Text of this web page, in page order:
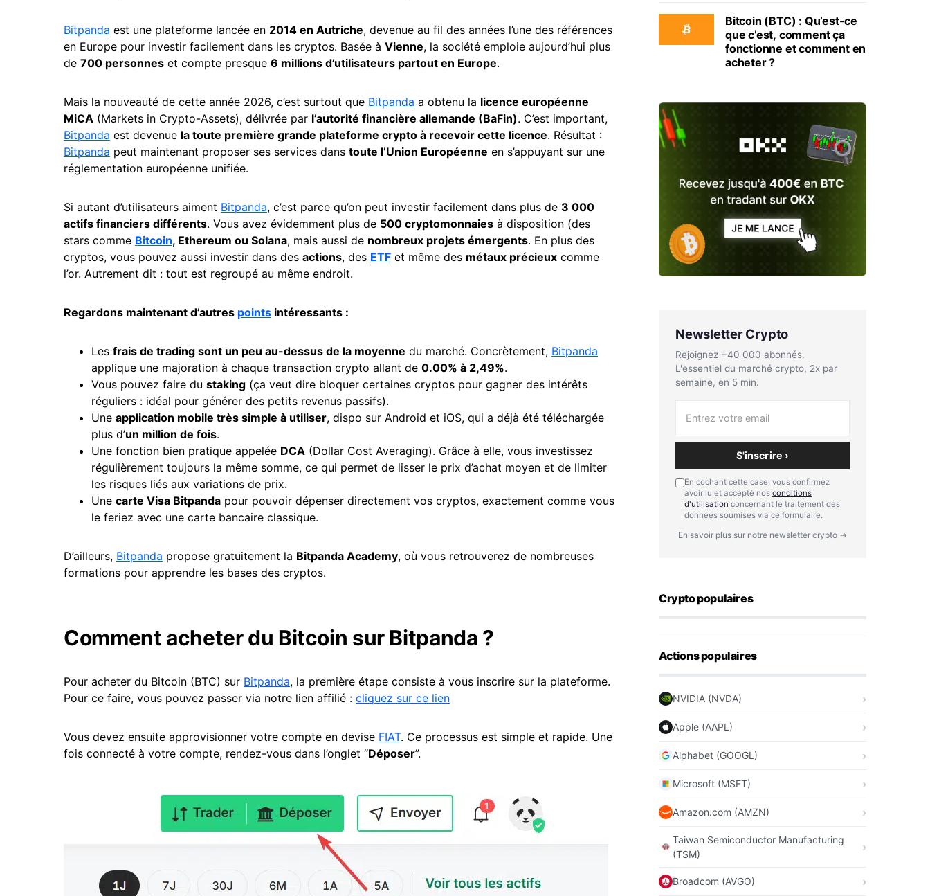
Bitpanda est une plateforme lancée en 2014 en Autriche, devenue au fil des années l’une des références
en Europe pour investir facilement dans les cryptos. Basée à Vienne, la société emploie aujourd’hui plus
de 700 personnes et compte presque 6 millions d’utilisateurs partout en Europe.
Mais la nouveauté de cette année 2026, c’est surtout que Bitpanda a obtenu la licence européenne
MiCA (Markets in Crypto-Assets), délivrée par l’autorité financière allemande (BaFin). C’est important,
Bitpanda est devenue la toute première grande plateforme crypto à recevoir cette licence. Résultat :
Bitpanda peut maintenant proposer ses services dans toute l’Union Européenne en s’appuyant sur une
réglementation européenne unifiée.
Si autant d’utilisateurs aiment Bitpanda, c’est parce qu’on peut investir facilement dans plus de 3 000
actifs financiers différents. Vous avez évidemment plus de 500 cryptomonnaies à disposition (des
stars comme Bitcoin, Ethereum ou Solana, mais aussi de nombreux projets émergents. En plus des
cryptos, vous pouvez aussi investir dans des actions, des ETF et même des métaux précieux comme
l’or. Autrement dit : tout est regroupé au même endroit.
Regardons maintenant d’autres points intéressants :
Les frais de trading sont un peu au-dessus de la moyenne du marché. Concrètement, Bitpanda
applique une majoration à chaque transaction crypto allant de 0.00% à 2,49%.
Vous pouvez faire du staking (ça veut dire bloquer certaines cryptos pour gagner des intérêts
réguliers : idéal pour générer des petits revenus passifs).
Une application mobile très simple à utiliser, dispo sur Android et iOS, qui a déjà été téléchargée
plus d’un million de fois.
Une fonction bien pratique appelée DCA (Dollar Cost Averaging). Grâce à elle, vous investissez
régulièrement toujours la même somme, ce qui permet de lisser le prix d’achat moyen et de limiter
les risques liés aux variations de prix.
Une carte Visa Bitpanda pour pouvoir dépenser directement vos cryptos, exactement comme vous
le feriez avec une carte bancaire classique.
D’ailleurs, Bitpanda propose gratuitement la Bitpanda Academy, où vous retrouverez de nombreuses
formations pour apprendre les bases des cryptos.
Comment acheter du Bitcoin sur Bitpanda ?
Pour acheter du Bitcoin (BTC) sur Bitpanda, la première étape consiste à vous inscrire sur la plateforme.
Pour ce faire, vous pouvez passer via notre lien affilié : cliquez sur ce lien
Vous devez ensuite approvisionner votre compte en devise FIAT. Ce processus est simple et rapide. Une
fois connecté à votre compte, rendez-vous dans l’onglet “Déposer”.
Bitcoin (BTC) : Qu’est-ce
que c’est, comment ça
fonctionne et comment en
acheter ?
Newsletter Crypto
Rejoignez +40 000 abonnés.
L'essentiel du marché crypto, 2x par
semaine, en 5 min.
S'inscrire ›
En cochant cette case, vous confirmez
avoir lu et accepté nos conditions
d'utilisation concernant le traitement des
données soumises via ce formulaire.
En savoir plus sur notre newsletter crypto →
Crypto populaires
Actions populaires
NVIDIA (NVDA)
Apple (AAPL)
Alphabet (GOOGL)
Microsoft (MSFT)
Amazon.com (AMZN)
Taiwan Semiconductor Manufacturing
(TSM)
Broadcom (AVGO)